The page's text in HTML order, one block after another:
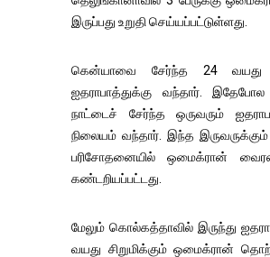
இருப்பது உறுதி செய்யப்பட்டுள்ளது.
கென்யாவை சேர்ந்த 24
ஐதராபாத்துக்கு வந்தார். இதேபோல
நாட்டைச் சேர்ந்த ஒருவரும்
நிலையம் வந்தார். இந்த இருவருக்கும்
பரிசோதனையில் ஒமைக்ரான்
கண்டறியப்பட்டது.
மேலும் கொல்கத்தாவில் இருந்து
வயது சிறுமிக்கும் ஒமைக்ரான்